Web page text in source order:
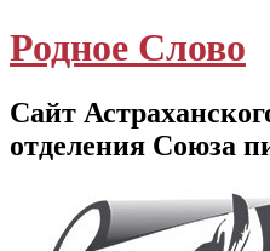
Родное Слово
Сайт
отделения Союза